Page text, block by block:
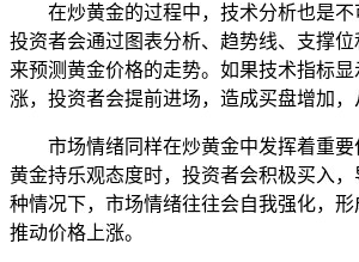
在炒黄金的过程中，技术分析也是
投资者会通过图表分析、趋势线、支撑
来预测黄金价格的走势。如果技术指标
涨，投资者会提前进场，造成买盘增加，
市场情绪同样在炒黄金中发挥着重
黄金持乐观态度时，投资者会积极买入
种情况下，市场情绪往往会自我强化，形
推动价格上涨。